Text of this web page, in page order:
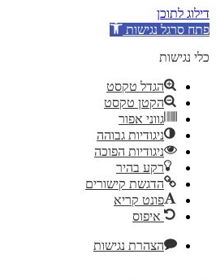
דילוג לתוכן
פתח סרגל נגישות
כלי נגישות
הגדל טקסט
הקטן טקסט
גווני אפור
ניגודיות גבוהה
ניגודיות הפוכה
רקע בהיר
הדגשת קישורים
פונט קריא
איפוס
הצהרת נגישות